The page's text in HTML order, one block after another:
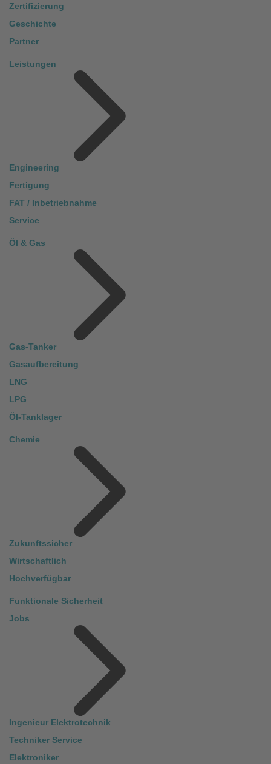
Zertifizierung
Geschichte
Partner
Leistungen
Engineering
Fertigung
FAT / Inbetriebnahme
Service
Öl & Gas
Gas-Tanker
Gasaufbereitung
LNG
LPG
Öl-Tanklager
Chemie
Zukunftssicher
Wirtschaftlich
Hochverfügbar
Funktionale Sicherheit
Jobs
Ingenieur Elektrotechnik
Techniker Service
Elektroniker